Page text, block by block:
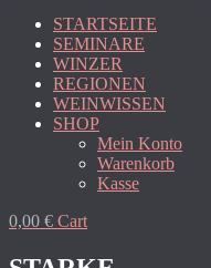
STARTSEITE
SEMINARE
WINZER
REGIONEN
WEINWISSEN
SHOP
Mein Konto
Warenkorb
Kasse
0,00 € Cart